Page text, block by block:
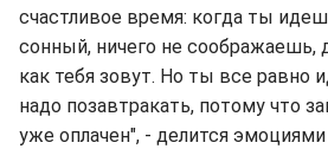
счастливое время: когда ты
сонный, ничего не
как тебя зовут. Но ты все равно
надо позавтракать, потому что
уже оплачен", - делится